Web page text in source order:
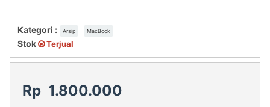
Kategori : Arsip MacBook
Stok Terjual
Rp 1.800.000